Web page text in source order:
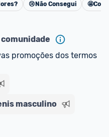
Cancelar
😢 Não Consegui 🤩
promoções dos termos
masculino